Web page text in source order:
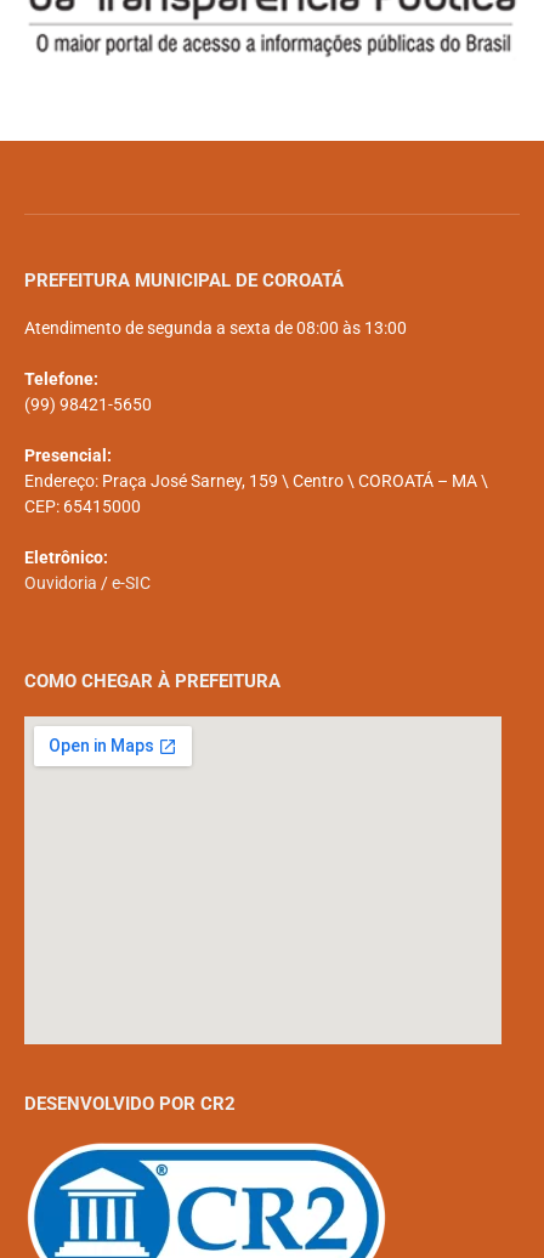
PREFEITURA MUNICIPAL DE COROATÁ
Atendimento de segunda a sexta de 08:00 às 13:00
Telefone:
(99) 98421-5650
Presencial:
Endereço: Praça José Sarney, 159 \ Centro \ COROATÁ – MA \
CEP: 65415000
Eletrônico:
Ouvidoria /e-SIC
COMO CHEGAR À PREFEITURA
DESENVOLVIDO POR CR2